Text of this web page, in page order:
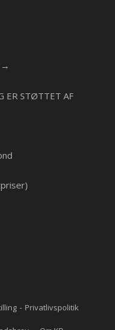
→
ER STØTTET AF
Privatlivspolitik